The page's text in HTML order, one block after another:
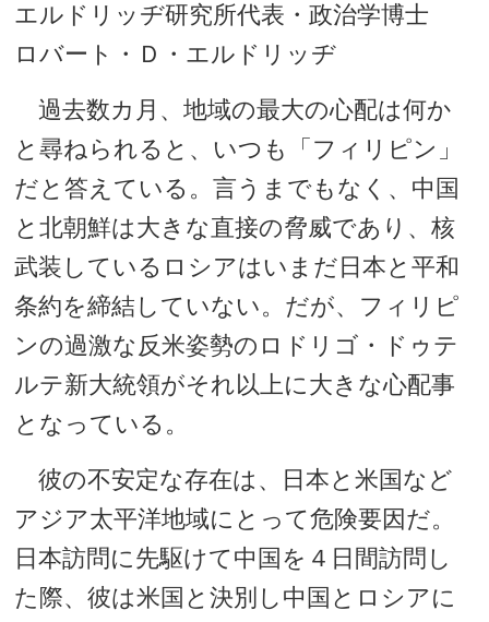
エルドリッヂ研究所代表・政治学博士
ロバート・Ｄ・エルドリッヂ
過去数カ月、地域の最大の心配は何か
と尋ねられると、いつも「フィリピン」
だと答えている。言うまでもなく、中国
と北朝鮮は大きな直接の脅威であり、核
武装しているロシアはいまだ日本と平和
条約を締結していない。だが、フィリピ
ンの過激な反米姿勢のロドリゴ・ドゥテ
ルテ新大統領がそれ以上に大きな心配事
となっている。
彼の不安定な存在は、日本と米国など
アジア太平洋地域にとって危険要因だ。
日本訪問に先駆けて中国を４日間訪問し
た際、彼は米国と決別し中国とロシアに